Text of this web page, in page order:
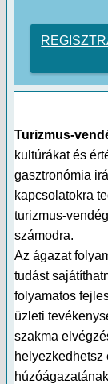
Turizmus-
kultúrákat és
gasztronómia
kapcsolatokra
turizmus-
számodra.
Az ágazat
tudást
folyamatos
üzleti
szakma
helyezkedhetsz